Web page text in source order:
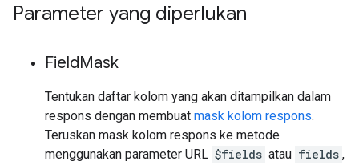
Parameter yang diperlukan
FieldMask
Tentukan daftar kolom yang akan ditampilkan dalam
respons dengan membuat mask kolom respons.
Teruskan mask kolom respons ke metode
menggunakan parameter URL $fields atau fields ,